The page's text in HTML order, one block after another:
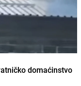
domaćinstvo